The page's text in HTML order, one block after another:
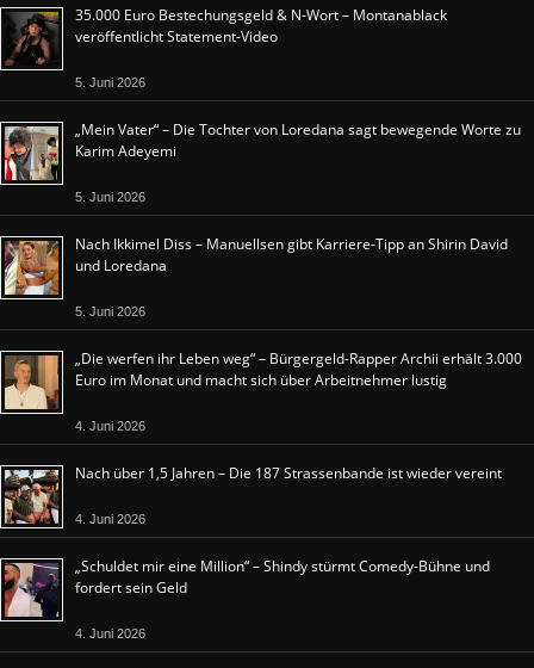
35.000 Euro Bestechungsgeld & N-Wort – Montanablack
veröffentlicht Statement-Video
5. Juni 2026
„Mein Vater“ – Die Tochter von Loredana sagt bewegende Worte zu
Karim Adeyemi
5. Juni 2026
Nach Ikkimel Diss – Manuellsen gibt Karriere-Tipp an Shirin David
und Loredana
5. Juni 2026
„Die werfen ihr Leben weg“ – Bürgergeld-Rapper Archii erhält 3.000
Euro im Monat und macht sich über Arbeitnehmer lustig
4. Juni 2026
Nach über 1,5 Jahren – Die 187 Strassenbande ist wieder vereint
4. Juni 2026
„Schuldet mir eine Million“ – Shindy stürmt Comedy-Bühne und
fordert sein Geld
4. Juni 2026